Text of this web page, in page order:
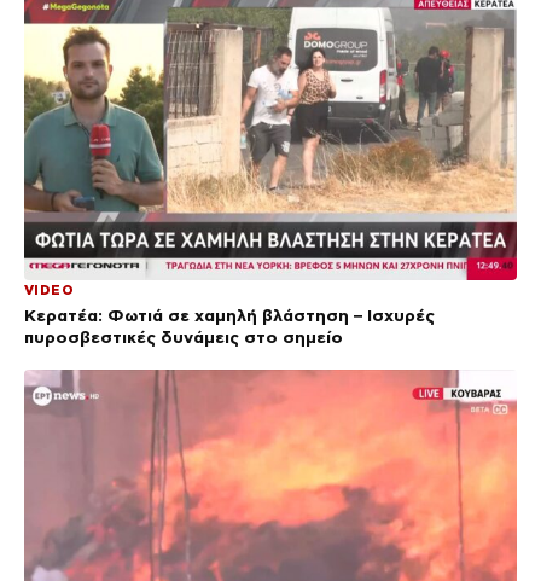
VIDEO
Κερατέα: Φωτιά σε χαμηλή βλάστηση – Ισχυρές
πυροσβεστικές δυνάμεις στο σημείο